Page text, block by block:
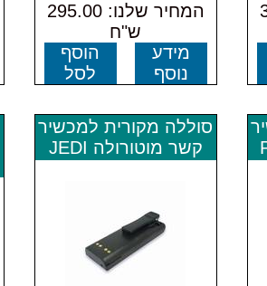
המחיר שלנו: 295.00
ש"ח
מידע
נוסף
הוסף
לסל
סוללה מקורית למכשיר
קשר מוטורולה JEDI